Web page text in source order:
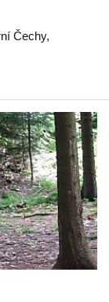
Čechy,